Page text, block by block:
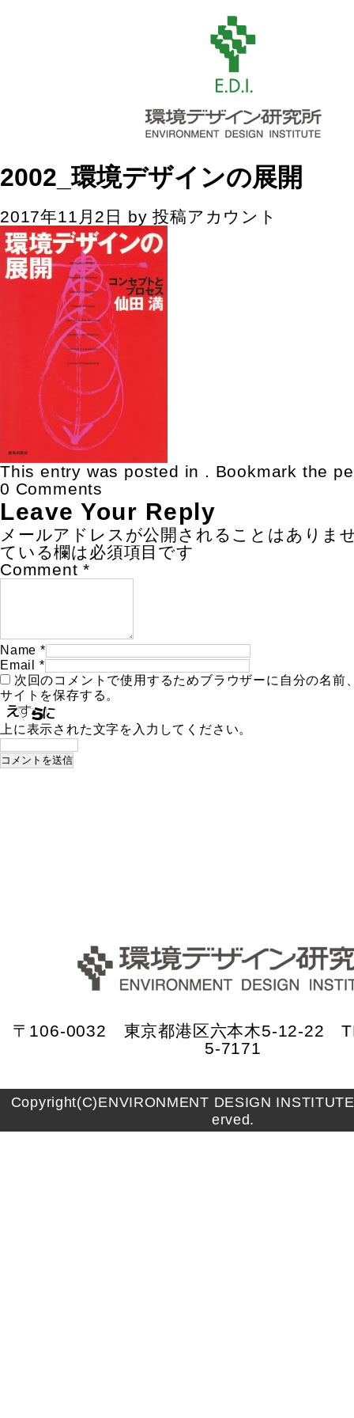
2002_環境デザインの展開
2017年11月2日 by投稿アカウント
This entry was posted in . Bookmark the
0 Comments
Leave Your Reply
メールアドレスが公開されることはありま
ている欄は必須項目です
Comment *
Name *
Email
*
次回のコメントで使用するためブラウザーに自分の名前
サイトを保存する。
上に表示された文字を入力してください。
〒106-0032 東京都港区六本木5-12-22
5-7171
Copyright(C)ENVIRONMENT DESIGN
erved.